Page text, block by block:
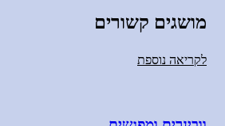
מושגים קשורים
לקריאה נוספת